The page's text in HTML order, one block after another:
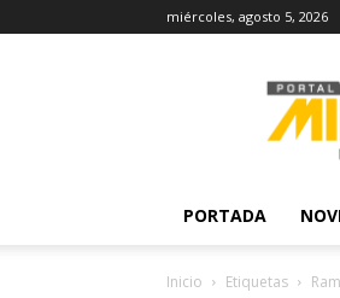
miércoles, agosto 5, 2026
PORTADA
Inicio Etiquetas